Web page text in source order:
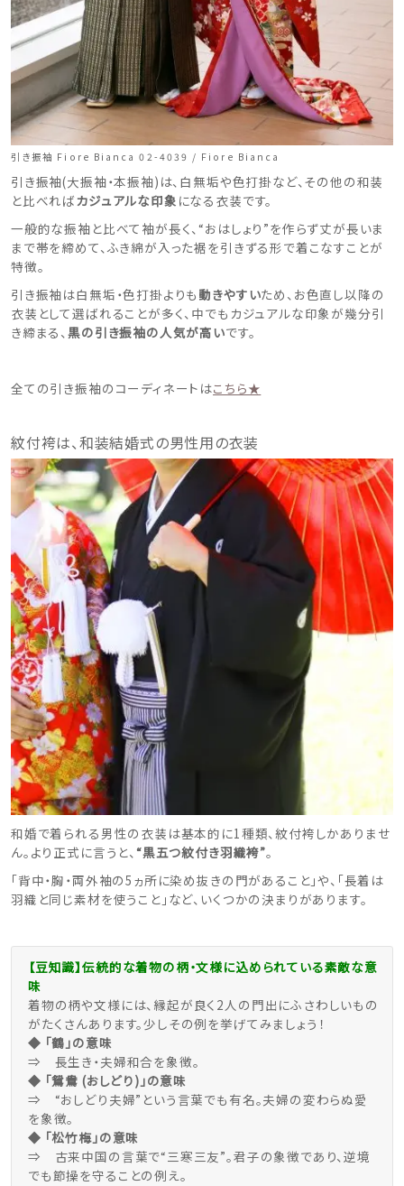
引き振袖 Fiore Bianca 02-4039 / Fiore Bianca
引き振袖(大振袖・本振袖)は、白無垢や色打掛など、その他の和装
と比べればカジュアルな印象 になる衣装です。
一般的な振袖と比べて袖が長く、“おはしょり”を作らず丈が長いま
まで帯を締めて、ふき綿が入った裾を引きずる形で着こなすことが
特徴。
引き振袖は白無垢・色打掛よりも 動きやすいため、お色直し以降の
衣装として選ばれることが多く、中でもカジュアルな印象が幾分引
き締まる、黒の引き振袖の人気が高いです。
全ての引き振袖のコーディネートはこちら★
紋付袴は、和装結婚式の男性用の衣装
和婚で着られる男性の衣装は基本的に1種類、紋付袴しかありませ
ん。より正式に言うと、“黒五つ紋付き羽織袴”。
「背中・胸・両外袖の5ヵ所に染め抜きの門があること」や、「長着は
羽織と同じ素材を使うこと」など、いくつかの決まりがあります。
【豆知識】伝統的な着物の柄・文様に込められている素敵な意
味
着物の柄や文様には、縁起が良く2人の門出にふさわしいもの
がたくさんあります。少しその例を挙げてみましょう！
◆ 「鶴」の意味
⇒ 長生き・夫婦和合を象徴。
◆ 「鴛鴦 (おしどり)」の意味
⇒ “おしどり夫婦”という言葉でも有名。夫婦の変わらぬ愛
を象徴。
◆ 「松竹梅」の意味
⇒ 古来中国の言葉で“三寒三友”。君子の象徴であり、逆境
でも節操を守ることの例え。